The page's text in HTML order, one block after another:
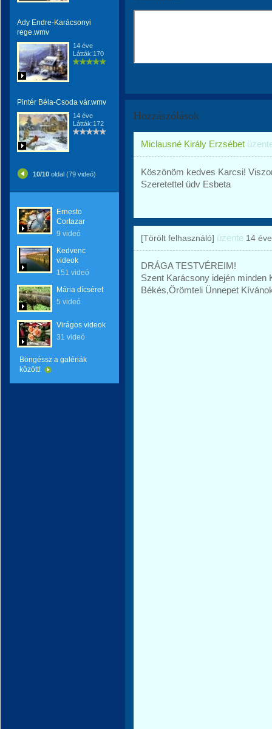
Ady Endre-Karácsonyi
rege.wmv
14 éve
Látták:170
Pintér Béla-Csoda vár.wmv
14 éve
Látták:172
10/10 oldal (79 videó)
Ernesto
Cortazar
9 videó
Kedvenc
videok
151 videó
Mária dícséret
5 videó
Virágos videok
31 videó
Böngéssz a galériák
között!
Hozzászólások
Miclausné Király Erzsébet
Köszönöm kedves Karcsi!
Szeretettel üdv Esbeta
[Törölt felhasználó] üzente 14 éve
DRÁGA TESTVÉREIM!
Szent Karácsony idején minden
Békés,Örömteli Ünnepet